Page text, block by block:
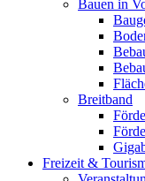
Bauen in
Breitband
Freizeit &